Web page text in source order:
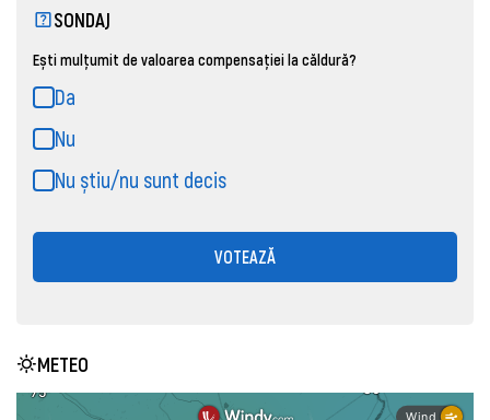
SONDAJ
Ești mulțumit de valoarea compensației la căldură?
Da
Nu
Nu știu/nu sunt decis
VOTEAZĂ
METEO